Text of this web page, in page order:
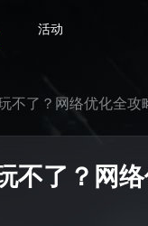
活动
不了？网络优化全攻
不了？网络